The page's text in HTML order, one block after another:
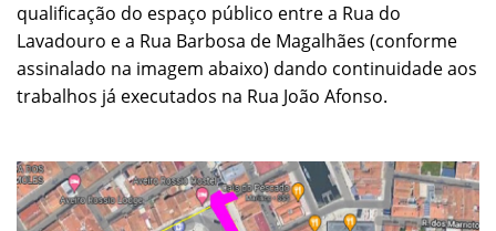
qualificação do espaço público entre a Rua do
Lavadouro e a Rua Barbosa de Magalhães (conforme
assinalado na imagem abaixo) dando continuidade aos
trabalhos já executados na Rua João Afonso.